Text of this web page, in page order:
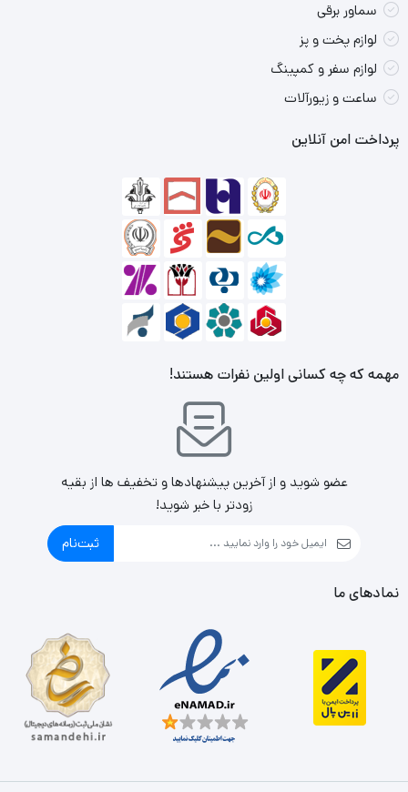
سماور برقی
لوازم پخت و پز
لوازم سفر و کمپینگ
ساعت و زیورآلات
پرداخت امن آنلاین
مهمه که چه کسانی اولین نفرات هستند!
عضو شوید و از آخرین پیشنهادها و تخفیف ها از بقیه
زودتر با خبر شوید!
ثبت‌نام
نمادهای ما